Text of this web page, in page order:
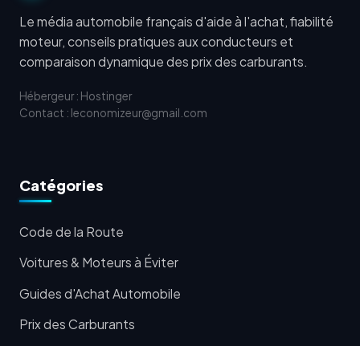
Le média automobile français d'aide à l'achat, fiabilité
moteur, conseils pratiques aux conducteurs et
comparaison dynamique des prix des carburants.
Hébergeur : Hostinger
Contact : leconomizeur@gmail.com
Catégories
Code de la Route
Voitures & Moteurs à Éviter
Guides d'Achat Automobile
Prix des Carburants